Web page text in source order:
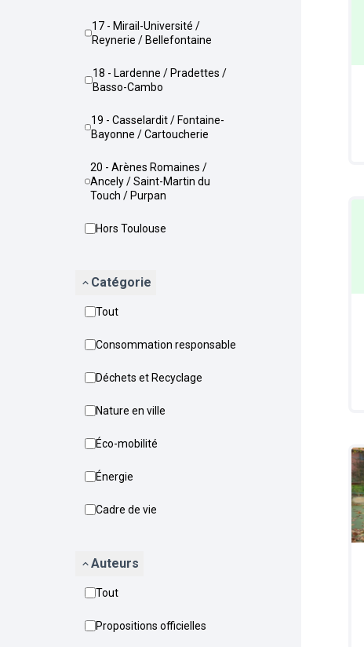
17 - Mirail-Université /
Reynerie / Bellefontaine
18 - Lardenne / Pradettes /
Basso-Cambo
19 - Casselardit / Fontaine-
Bayonne / Cartoucherie
20 - Arènes Romaines /
Ancely / Saint-Martin du
Touch / Purpan
Hors Toulouse
Catégorie
Tout
Consommation responsable
Déchets et Recyclage
Nature en ville
Éco-mobilité
Énergie
Cadre de vie
Auteurs
Tout
Propositions officielles